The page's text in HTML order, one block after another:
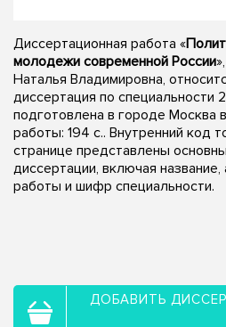
Диссертационная работа «
молодежи современной России
Наталья Владимировна,
диссертация по специальности
подготовлена в городе Москва
работы: 194 с.. Внутренний код
странице представлены
диссертации, включая название,
работы и шифр специальности.
ДОБАВИТЬ